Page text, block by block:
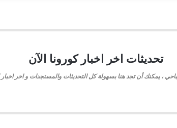
تحديثات اخر اخبار كورونا الآن
، يمكنك أن تجد هنا بسهولة كل التحديثات والمستجدات و اخر اخبار